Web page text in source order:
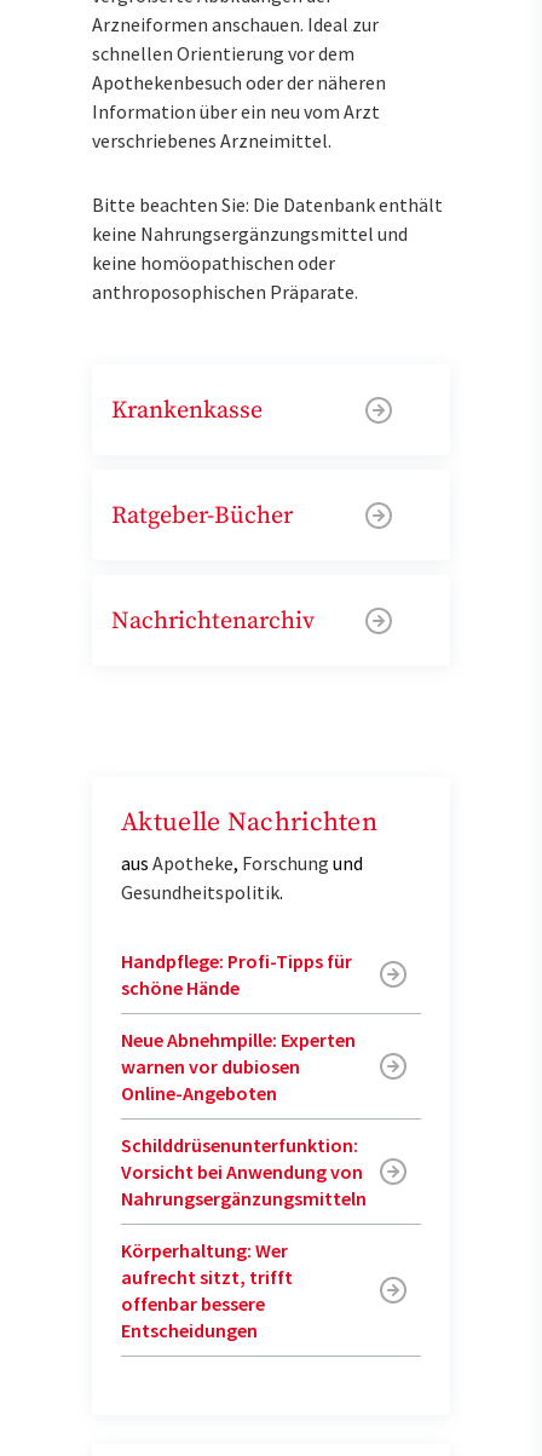
Arzneiformen anschauen. Ideal zur
schnellen Orientierung vor dem
Apothekenbesuch oder der näheren
Information über ein neu vom Arzt
verschriebenes Arzneimittel.
Bitte beachten Sie: Die Datenbank enthält
keine Nahrungsergänzungsmittel und
keine homöopathischen oder
anthroposophischen Präparate.
Krankenkasse
Ratgeber-Bücher
Nachrichtenarchiv
Aktuelle Nachrichten
aus Apotheke, Forschung und
Gesundheitspolitik.
Handpflege: Profi-Tipps für
schöne Hände
Neue Abnehmpille: Experten
warnen vor dubiosen
Online-Angeboten
Schilddrüsenunterfunktion:
Vorsicht bei Anwendung von
Nahrungsergänzungsmitteln
Körperhaltung: Wer
aufrecht sitzt, trifft
offenbar bessere
Entscheidungen